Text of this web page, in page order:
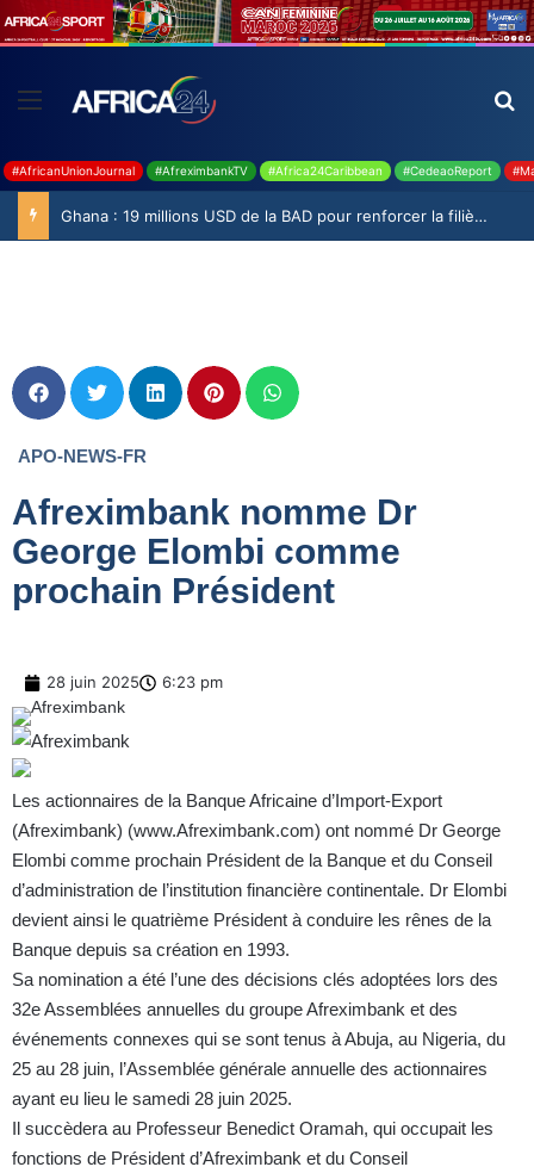
#AfricanUnionJournal #AfreximbankTV #Africa24Caribbean #CedeaoReport
Ghana : 19 millions USD de la BAD pour renforcer la filière rizicole
APO-NEWS-FR
Afreximbank nomme Dr
George Elombi comme
prochain Président
28 juin 2025 6:23 pm
Les actionnaires de la Banque Africaine d’Import-Export
(Afreximbank) (www.Afreximbank.com) ont nommé Dr George
Elombi comme prochain Président de la Banque et du Conseil
d’administration de l’institution financière continentale. Dr Elombi
devient ainsi le quatrième Président à conduire les rênes de la
Banque depuis sa création en 1993.
Sa nomination a été l’une des décisions clés adoptées lors des
32e Assemblées annuelles du groupe Afreximbank et des
événements connexes qui se sont tenus à Abuja, au Nigeria, du
25 au 28 juin, l’Assemblée générale annuelle des actionnaires
ayant eu lieu le samedi 28 juin 2025.
Il succèdera au Professeur Benedict Oramah, qui occupait les
fonctions de Président d’Afreximbank et du Conseil